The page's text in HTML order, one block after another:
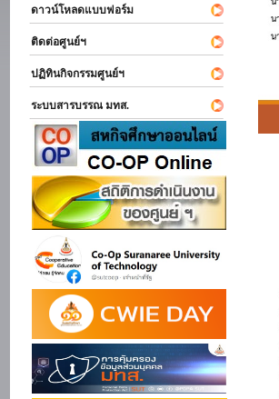
ดาวน์โหลดแบบฟอร์ม
ติดต่อศูนย์ฯ
ปฏิทินกิจกรรมศูนย์ฯ
ระบบสารบรรณ มทส.